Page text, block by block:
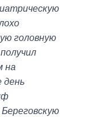
головную
на
день